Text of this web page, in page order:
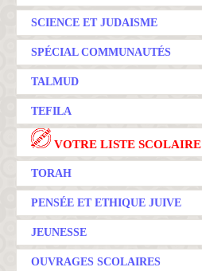
SCIENCE ET JUDAISME
SPÉCIAL COMMUNAUTÉS
TALMUD
TEFILA
VOTRE LISTE SCOLAIRE
TORAH
PENSÉE ET ETHIQUE JUIVE
JEUNESSE
OUVRAGES SCOLAIRES